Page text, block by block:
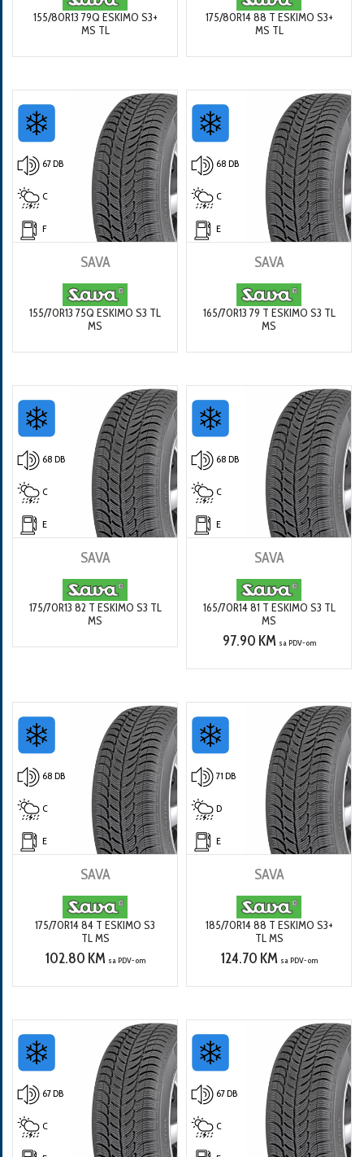
155/80R13 79Q ESKIMO S3+
MS TL
175/80R14 88 T ESKIMO S3+
MS TL
67 DB
C
F
SAVA
155/70R13 75Q ESKIMO S3 TL
MS
68 DB
C
E
SAVA
165/70R13 79 T ESKIMO S3 TL
MS
68 DB
C
E
SAVA
175/70R13 82 T ESKIMO S3 TL
MS
68 DB
C
E
SAVA
165/70R14 81 T ESKIMO S3 TL
MS
97.90 KM sa PDV-om
68 DB
C
E
SAVA
175/70R14 84 T ESKIMO S3
TL MS
102.80 KM sa PDV-om
71 DB
D
E
SAVA
185/70R14 88 T ESKIMO S3+
TL MS
124.70 KM sa PDV-om
67 DB
C
67 DB
C